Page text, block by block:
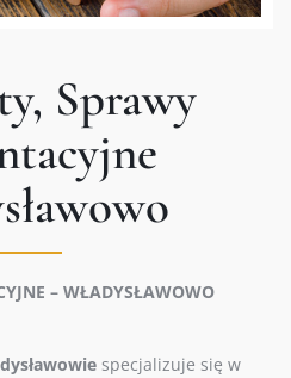
Sprawy
– WŁADYSŁAWOWO
specjalizuje się w